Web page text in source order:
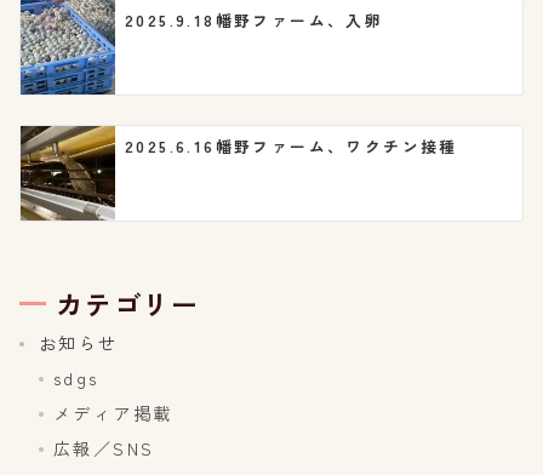
2025.9.18幡野ファーム、入卵
2025.6.16幡野ファーム、ワクチン接種
カテゴリー
お知らせ
sdgs
メディア掲載
広報／SNS